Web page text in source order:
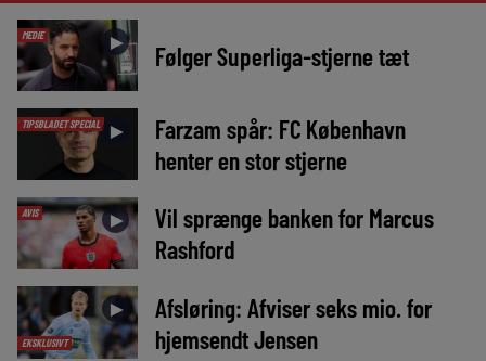
MEDIE ► Følger Superliga-stjerne tæt
TIPSBLADET SPECIAL ►
Farzam spår: FC København
henter en stor stjerne
AVIS ►
Vil sprænge banken for Marcus
Rashford
EKSKLUSIVT
►
Afsløring: Afviser seks mio. for
hjemsendt Jensen